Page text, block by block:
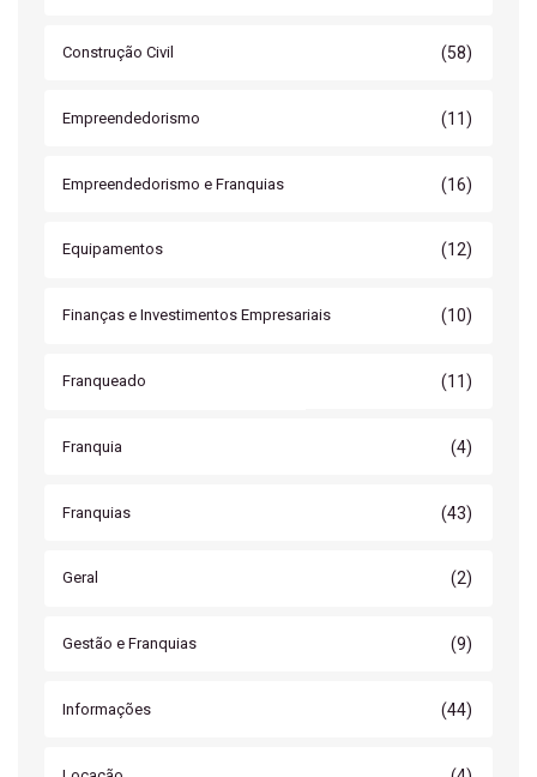
Construção Civil (58)
Empreendedorismo (11)
Empreendedorismo e Franquias (16)
Equipamentos (12)
Finanças e Investimentos Empresariais (10)
Franqueado (11)
Franquia (4)
Franquias (43)
Geral (2)
Gestão e Franquias (9)
Informações (44)